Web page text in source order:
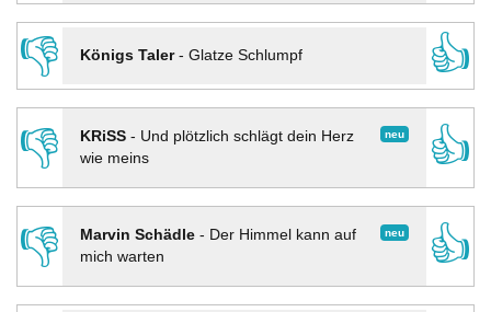
👎
Königs Taler- Glatze Schlumpf
👍
👎
neu
KRiSS- Und plötzlich schlägt dein Herz
wie meins
👍
👎 neu
Marvin Schädle- Der Himmel kann auf
mich warten
👍